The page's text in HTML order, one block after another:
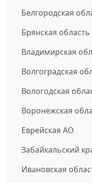
Белгородская
Брянская область
Владимирская
Волгоградская
Вологодская
Воронежская
Еврейская АО
Забайкальский
Ивановская